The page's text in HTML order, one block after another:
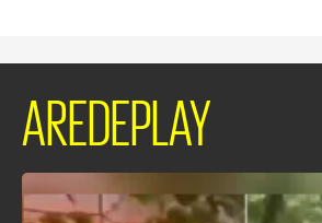
AREDEPLAY